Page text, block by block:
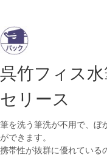
呉竹フィス
セリース
筆を洗う筆洗が不用で、ぼ
ができます。
携帯性が抜群に優れている